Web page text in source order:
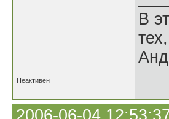
В
Неактивен
2006-06-04